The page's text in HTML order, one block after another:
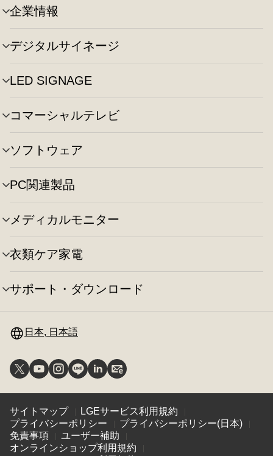
ュ
ー
の
切
り
替
え
企業情報
メ
ニ
ュ
ー
の
切
替
え
デジタルサイネージ
メ
ニ
ュ
ー
の
切
替
え
LED SIGNAGE
メ
ニ
ュ
ー
の
切
り
替
え
コマーシャルテレビ
メ
ニ
ュ
ー
の
切
替
え
ソフトウェア
メ
ニ
ュ
ー
の
切
り
替
え
PC関連製品
メ
ニ
ュ
ー
の
切
り
替
え
メディカルモニター
メ
ニ
ュ
ー
の
切
り
替
衣類ケア家電
メ
ニ
ュ
ー
り
え
サポート・ダウンロード
メ
ー
の
り
替
え
日本, 日本語
サイトマップ
LGEサービス利用規約
プライバシーポリシー
プライバシーポリシー(日本)
免責事項
ユーザー補助
オンラインショップ利用規約